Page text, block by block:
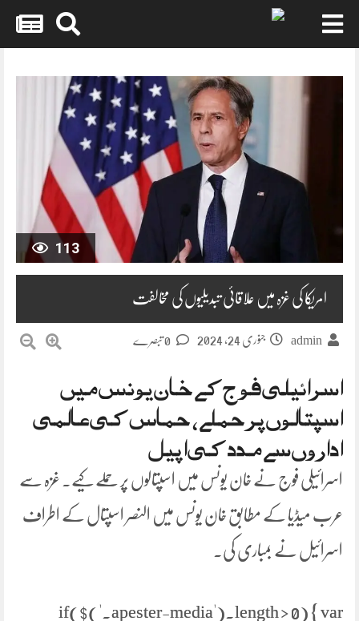
content
113
امریکا کی غزہ میں علاقائی تبدیلیوں کی مخالفت
admin جنوری 24, 2024
اسرائیلی فوج کے خان یونس میں
اسپتالوں پر حملے، حماس کی عالمی
اداروں سے مدد کی اپیل
اسرائیلی فوج نے خان یونس میں اسپتالوں پر حملے کیے۔ غزہ سے
عرب میڈیا کے مطابق خان یونس میں النصر اسپتال کے اطراف
اسرائیل نے بمباری کی۔
if($('.apester-media').length > 0) { var